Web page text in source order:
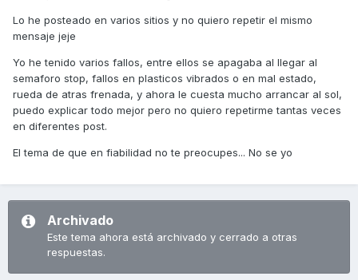
Lo he posteado en varios sitios y no quiero repetir el mismo
mensaje jeje
Yo he tenido varios fallos, entre ellos se apagaba al llegar al
semaforo stop, fallos en plasticos vibrados o en mal estado,
rueda de atras frenada, y ahora le cuesta mucho arrancar al sol,
puedo explicar todo mejor pero no quiero repetirme tantas veces
en diferentes post.
El tema de que en fiabilidad no te preocupes... No se yo
Archivado
Este tema ahora está archivado y cerrado a otras
respuestas.